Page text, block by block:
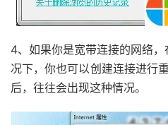
4、如果你是宽带连接的网络
况下，你也可以创建连接进行
后，往往会出现这种情况。